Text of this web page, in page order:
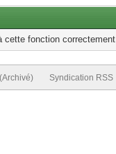
cette fonction
Syndication RSS